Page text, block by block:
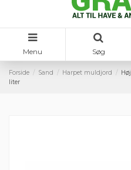
Menu Søg
Forside Sand Harpet muldjord
liter